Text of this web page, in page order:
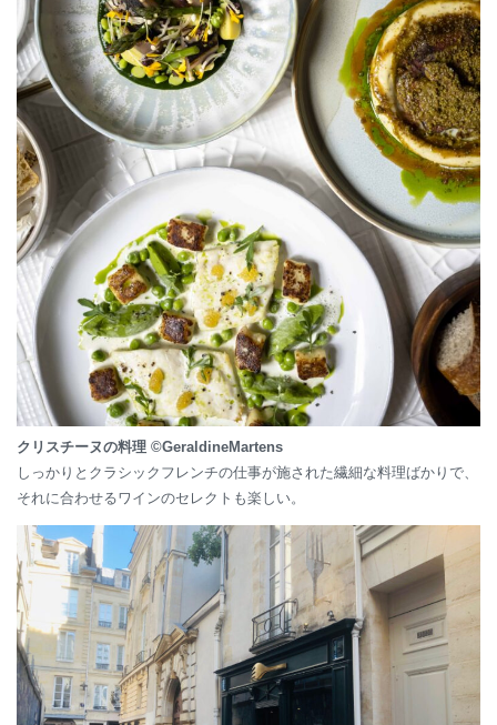
クリスチーヌの料理 ©GeraldineMartens
しっかりとクラシックフレンチの仕事が施された繊細な料理ばかりで、
それに合わせるワインのセレクトも楽しい。